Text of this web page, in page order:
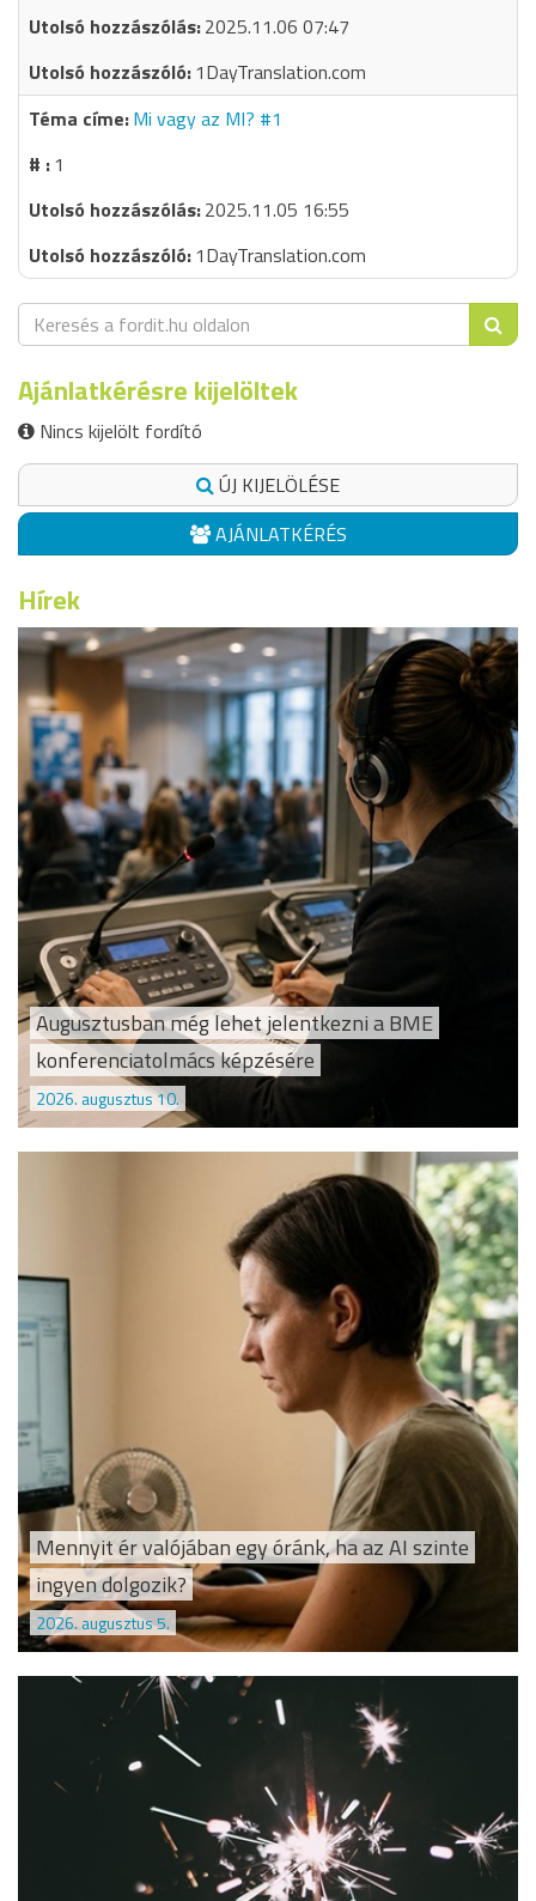
2025.11.06 07:47
1DayTranslation.com
Mi vagy az MI? #1
1
2025.11.05 16:55
1DayTranslation.com
Ajánlatkérésre kijelöltek
Nincs kijelölt fordító
ÚJ KIJELÖLÉSE
AJÁNLATKÉRÉS
Hírek
Augusztusban még lehet jelentkezni a BME
konferenciatolmács képzésére
2026. augusztus 10.
Mennyit ér valójában egy óránk, ha az AI szinte
ingyen dolgozik?
2026. augusztus 5.